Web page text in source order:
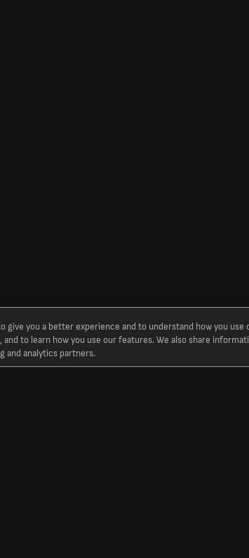
give you a better experience and to understand how you
to learn how you use our features. We also share
and analytics partners.